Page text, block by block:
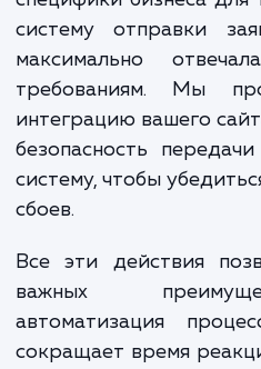
и данные-
В рамках нашей
специфики бизнеса
систему отправки
максимально
требованиям. Мы